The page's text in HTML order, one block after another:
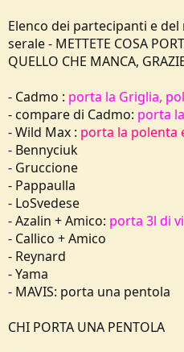
Elenco dei partecipanti e
serale - METTETE COSA
QUELLO CHE MANCA,
- Cadmo : porta la Griglia,
- compare di Cadmo: porta
- Wild Max : porta la polenta
- Bennyciuk
- Gruccione
- Pappaulla
- LoSvedese
- Azalin + Amico: porta 3l di
- Callico + Amico
- Reynard
- Yama
- MAVIS: porta una pentola
CHI PORTA UNA PENTOLA